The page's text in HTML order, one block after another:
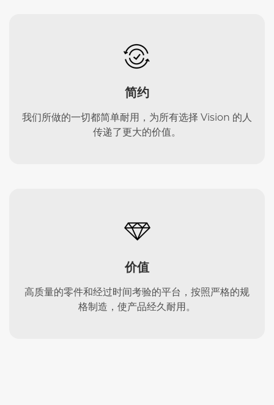
简约
我们所做的一切都简单耐用，为所有选择 Vision 的人
传递了更大的价值。
价值
高质量的零件和经过时间考验的平台，按照严格的规
格制造，使产品经久耐用。